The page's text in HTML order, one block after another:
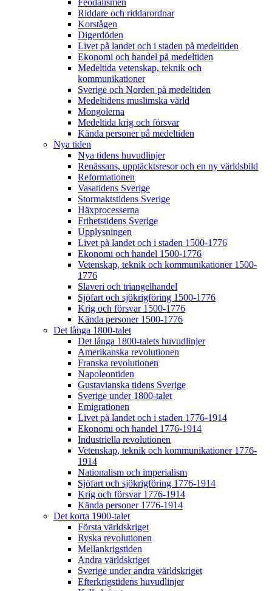
Feodalismen
Riddare och riddarordnar
Korstågen
Digerdöden
Livet på landet och i staden på medeltiden
Ekonomi och handel på medeltiden
Medeltida vetenskap, teknik och
kommunikationer
Sverige och Norden på medeltiden
Medeltidens muslimska värld
Mongolerna
Medeltida krig och försvar
Kända personer på medeltiden
Nya tiden
Nya tidens huvudlinjer
Renässans, upptäcktsresor och en ny världsbild
Reformationen
Vasatidens Sverige
Stormaktstidens Sverige
Häxprocesserna
Frihetstidens Sverige
Upplysningen
Livet på landet och i staden 1500-1776
Ekonomi och handel 1500-1776
Vetenskap, teknik och kommunikationer 1500-
1776
Slaveri och triangelhandel
Sjöfart och sjökrigföring 1500-1776
Krig och försvar 1500-1776
Kända personer 1500-1776
Det långa 1800-talet
Det långa 1800-talets huvudlinjer
Amerikanska revolutionen
Franska revolutionen
Napoleontiden
Gustavianska tidens Sverige
Sverige under 1800-talet
Emigrationen
Livet på landet och i staden 1776-1914
Ekonomi och handel 1776-1914
Industriella revolutionen
Vetenskap, teknik och kommunikationer 1776-
1914
Nationalism och imperialism
Sjöfart och sjökrigföring 1776-1914
Krig och försvar 1776-1914
Kända personer 1776-1914
Det korta 1900-talet
Första världskriget
Ryska revolutionen
Mellankrigstiden
Andra världskriget
Sverige under andra världskriget
Efterkrigstidens huvudlinjer